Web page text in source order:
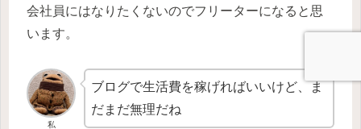
会社員にはなりたくないのでフリーターになると思
います。
私
ブログで生活費を稼げればいいけど、ま
だまだ無理だね